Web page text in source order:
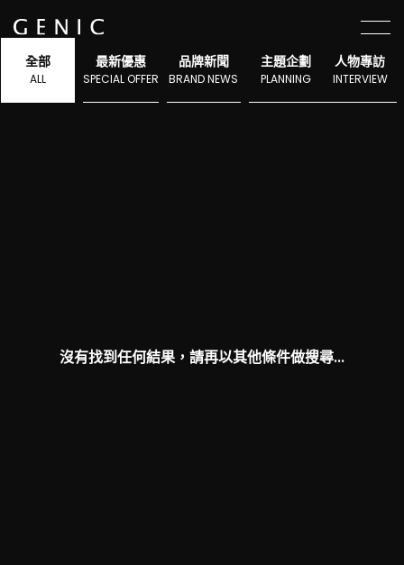
選單
全部
ALL
主題企劃
PLANNING
人物專訪
INTERVIEW
品牌新聞
BRAND NEWS
最新優惠
SPECIAL OFFER
沒有找到任何結果，請再以其他條件做搜尋...